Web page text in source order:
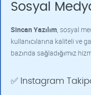
Sosyal
Sincan Yazılım, sosyal
kullanıcılarına kaliteli ve
bazında sağladığımız
✅ Instagram